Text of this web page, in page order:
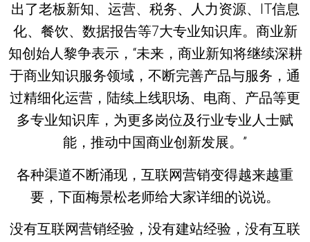
出了老板新知、运营、税务、人力资源、IT信息
化、餐饮、数据报告等7大专业知识库。商业新
知创始人黎争表示，“未来，商业新知将继续深耕
于商业知识服务领域，不断完善产品与服务，通
过精细化运营，陆续上线职场、电商、产品等更
多专业知识库，为更多岗位及行业专业人士赋
能，推动中国商业创新发展。”
各种渠道不断涌现，互联网营销变得越来越重
要，下面梅景松老师给大家详细的说说。
没有互联网营销经验，没有建站经验，没有互联